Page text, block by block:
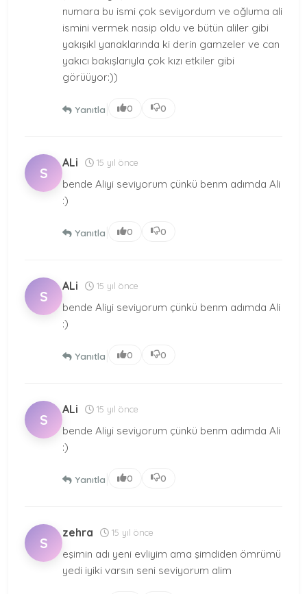
numara bu ismi çok seviyordum ve oğluma ali
ismini vermek nasip oldu ve bütün aliler gibi
yakışıkl yanaklarında ki derin gamzeler ve can
yakıcı bakışlarıyla çok kızı etkiler gibi
görüüyor:))
Yanıtla 0 0
S
ALi 15 yıl önce
bende Aliyi seviyorum çünkü benm adımda Ali
:)
Yanıtla 0 0
S
ALi 15 yıl önce
bende Aliyi seviyorum çünkü benm adımda Ali
:)
Yanıtla 0 0
S
ALi 15 yıl önce
bende Aliyi seviyorum çünkü benm adımda Ali
:)
Yanıtla 0 0
S
zehra 15 yıl önce
eşimin adı yeni evliyim ama şimdiden ömrümü
yedi iyiki varsın seni seviyorum alim